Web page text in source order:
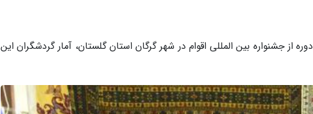
به گزارش فروشگاه های میهن، با گذشت 12 دوره از جشنواره بین المللی اقوام در شهر گرگان استان گلستان، آمار گردشگران این